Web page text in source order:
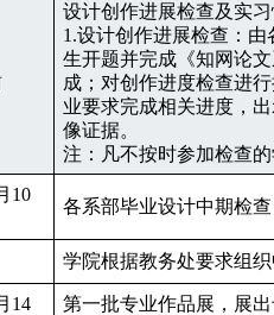
设计创作进展检查及实
1.设计创作进展检查：
生开题并完成《知网论
成；对创作进度检查进
业要求完成相关进度，
像证据。
注：凡不按时参加检查
10
各系部毕业设计中期检
学院根据教务处要求组
14
第一批专业作品展，展